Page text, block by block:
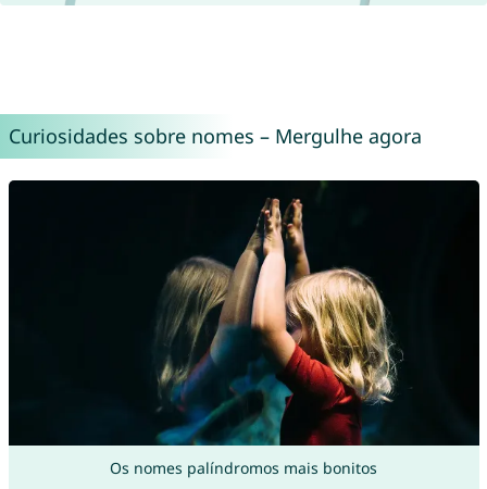
Curiosidades sobre nomes – Mergulhe agora
Os nomes palíndromos mais bonitos